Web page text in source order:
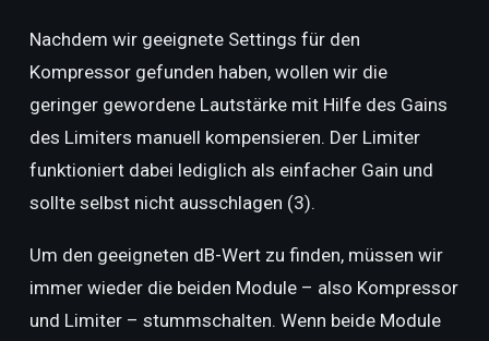
Nachdem wir geeignete Settings für den
Kompressor gefunden haben, wollen wir die
geringer gewordene Lautstärke mit Hilfe des Gains
des Limiters manuell kompensieren. Der Limiter
funktioniert dabei lediglich als einfacher Gain und
sollte selbst nicht ausschlagen (3).
Um den geeigneten dB-Wert zu finden, müssen wir
immer wieder die beiden Module – also Kompressor
und Limiter – stummschalten. Wenn beide Module